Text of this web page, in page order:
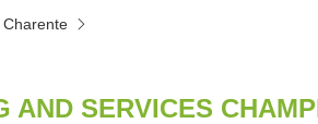
AND SERVICES